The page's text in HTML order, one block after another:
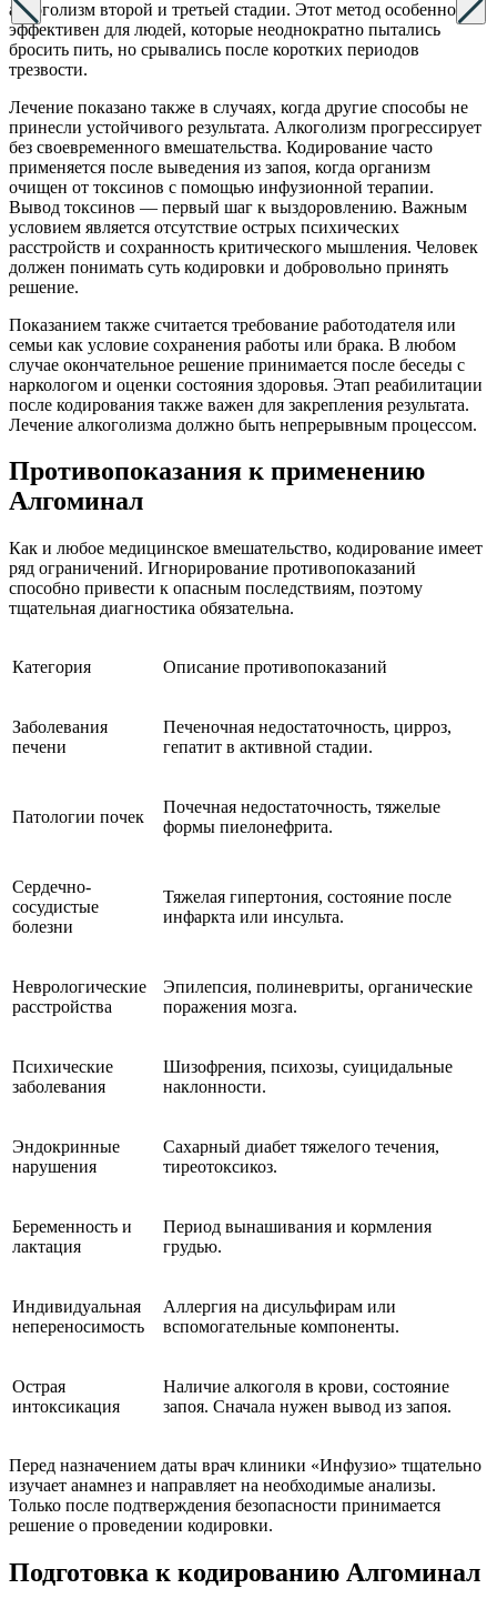
алкоголизм второй и третьей стадии. Этот метод особенно
эффективен для людей, которые неоднократно пытались
бросить пить, но срывались после коротких периодов
трезвости.
Лечение показано также в случаях, когда другие способы не
принесли устойчивого результата. Алкоголизм прогрессирует
без своевременного вмешательства. Кодирование часто
применяется после выведения из запоя, когда организм
очищен от токсинов с помощью инфузионной терапии.
Вывод токсинов — первый шаг к выздоровлению. Важным
условием является отсутствие острых психических
расстройств и сохранность критического мышления. Человек
должен понимать суть кодировки и добровольно принять
решение.
Показанием также считается требование работодателя или
семьи как условие сохранения работы или брака. В любом
случае окончательное решение принимается после беседы с
наркологом и оценки состояния здоровья. Этап реабилитации
после кодирования также важен для закрепления результата.
Лечение алкоголизма должно быть непрерывным процессом.
Противопоказания к применению
Алгоминал
Как и любое медицинское вмешательство, кодирование имеет
ряд ограничений. Игнорирование противопоказаний
способно привести к опасным последствиям, поэтому
тщательная диагностика обязательна.
Категория Описание противопоказаний
Заболевания
печени
Печеночная недостаточность, цирроз,
гепатит в активной стадии.
Патологии почек
Почечная недостаточность, тяжелые
формы пиелонефрита.
Сердечно-
сосудистые
болезни
Тяжелая гипертония, состояние после
инфаркта или инсульта.
Неврологические
расстройства
Эпилепсия, полиневриты, органические
поражения мозга.
Психические
заболевания
Шизофрения, психозы, суицидальные
наклонности.
Эндокринные
нарушения
Сахарный диабет тяжелого течения,
тиреотоксикоз.
Беременность и
лактация
Период вынашивания и кормления
грудью.
Индивидуальная
непереносимость
Аллергия на дисульфирам или
вспомогательные компоненты.
Острая
интоксикация
Наличие алкоголя в крови, состояние
запоя. Сначала нужен вывод из запоя.
Перед назначением даты врач клиники «Инфузио» тщательно
изучает анамнез и направляет на необходимые анализы.
Только после подтверждения безопасности принимается
решение о проведении кодировки.
Подготовка к кодированию Алгоминал